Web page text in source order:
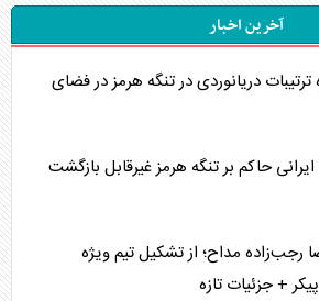
آخرین اخبار
دریانوردی در تنگه هرمز در فضای
حاکم بر تنگه هرمز غیرقابل بازگشت
رجب‌زاده مداح؛ از تشکیل تیم ویژه
+ جزئیات تازه